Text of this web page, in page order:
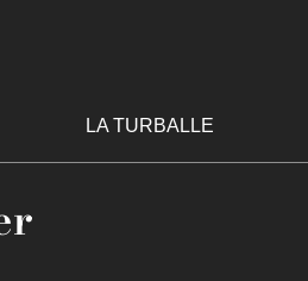
LA TURBALLE